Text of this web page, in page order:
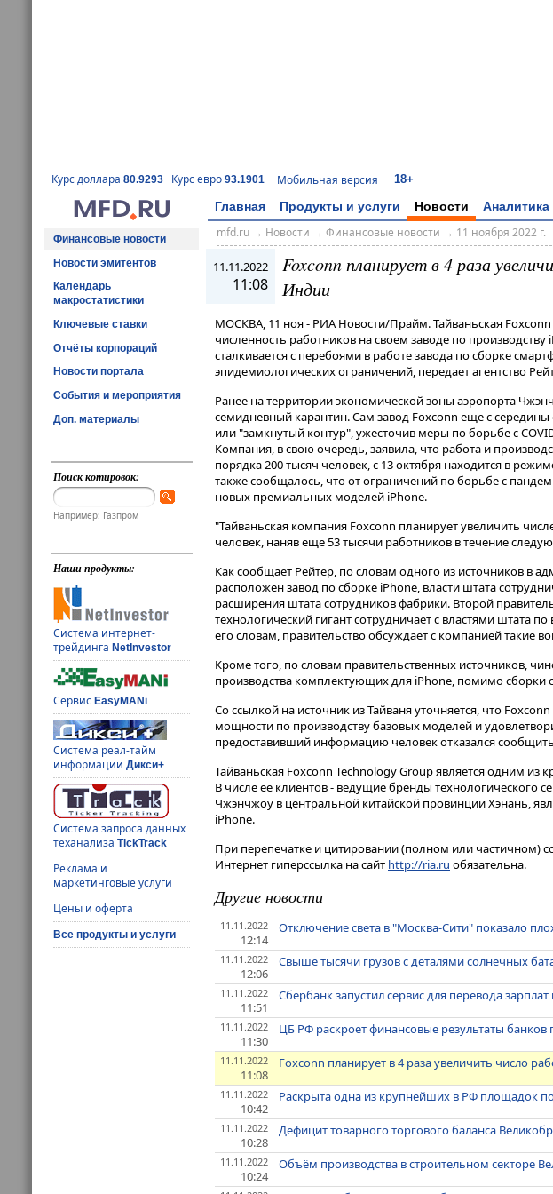
Курс доллара 80.9293 Курс евро 93.1901 Мобильная версия 18+
Главная Продукты и услуги Новости Аналитика
Финансовые новости
Новости эмитентов
Календарь
макростатистики
Ключевые ставки
Отчёты корпораций
Новости портала
События и мероприятия
Доп. материалы
Поиск котировок:
Например: Газпром
Наши продукты:
Система интернет-
трейдингаNetInvestor
СервисEasyMANi
Система реал-тайм
информацииДикси+
Система запроса данных
теханализаTickTrack
Реклама и
маркетинговые услуги
Цены и оферта
Все продукты и услуги
mfd.ru→ Новости → Финансовые новости → 11 ноября 2022 г.
11.11.2022
11:08
Foxconn планирует в 4 раза
Индии
МОСКВА, 11 ноя - РИА Новости/Прайм. Тайваньская
численность работников на своем заводе по
сталкивается с перебоями в работе завода по сборке
эпидемиологических ограничений, передает агентство
Ранее на территории экономической зоны аэропорта
семидневный карантин​​​. Сам завод Foxconn еще с
или "замкнутый контур", ужесточив меры по борьбе с
Компания, в свою очередь, заявила, что работа и
порядка 200 тысяч человек, с 13 октября находится в
также сообщалось, что от ограничений по борьбе с
новых премиальных моделей iPhone.
"Тайваньская компания Foxconn планирует увеличить
человек, наняв еще 53 тысячи работников в течение
Как сообщает Рейтер, по словам одного из источников в
расположен завод по сборке iPhone, власти штата
расширения штата сотрудников фабрики. Второй
технологический гигант сотрудничает с властями штата
его словам, правительство обсуждает с компанией такие
Кроме того, по словам правительственных источников,
производства комплектующих для iPhone, помимо сборки
Со ссылкой на источник из Тайваня уточняется, что
мощности по производству базовых моделей и
предоставивший информацию человек отказался
Тайваньская Foxconn Technology Group является одним
В числе ее клиентов - ведущие бренды технологического
Чжэнчжоу в центральной китайской провинции Хэнань,
iPhone.
При перепечатке и цитировании (полном или частичном)
Интернет гиперссылка на сайт http://ria.ru обязательна.
Другие новости
11.11.2022
12:14
Отключение света в "Москва-Сити" показало
11.11.2022
12:06
Свыше тысячи грузов с деталями солнечных
11.11.2022
11:51
Сбербанк запустил сервис для перевода
11.11.2022
11:30
ЦБ РФ раскроет финансовые результаты банков
11.11.2022
11:08
Foxconn планирует в 4 раза увеличить число
11.11.2022
10:42
Раскрыта одна из крупнейших в РФ площадок
11.11.2022
10:28
Дефицит товарного торгового баланса
11.11.2022
10:24
Объём производства в строительном секторе